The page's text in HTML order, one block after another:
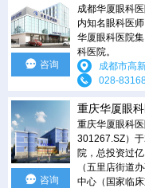
咨询
成都华厦眼科
内知名眼科医
华厦眼科医院
科医院。
成都市高
028-
咨询
重庆华厦眼
重庆华厦眼科
301267.SZ）
院，总投资过
（五里店街道
中心（国家临